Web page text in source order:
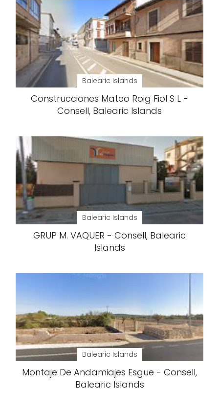
Balearic Islands
Construcciones Mateo Roig Fiol S L -
Consell, Balearic Islands
Balearic Islands
GRUP M. VAQUER - Consell, Balearic
Islands
Balearic Islands
Montaje De Andamiajes Esgue - Consell,
Balearic Islands